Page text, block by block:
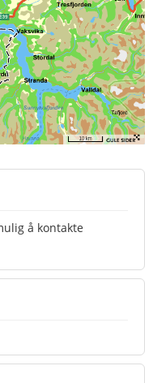
å kontakte